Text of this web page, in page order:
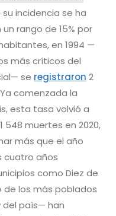
su incidencia se ha
rango de 15% por
en 1994 —
más críticos del
se registraron 2
comenzada la
esta tasa volvió a
548 muertes en 2020,
más que el año
cuatro años
como Diez de
los más poblados
del país— han